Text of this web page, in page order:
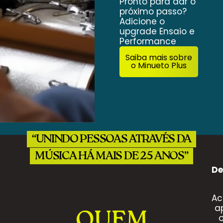
próximo passo?
Adicione o
upgrade Ensaio e
Performance
Saiba mais sobre
o Minueto Plus
“UNINDO PESSOAS ATRAVÉS DA
MÚSICA HÁ MAIS DE 25 ANOS”